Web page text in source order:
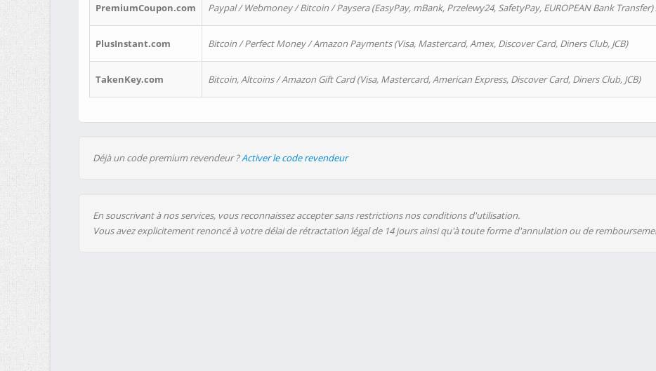
PremiumCoupon.com Paypal / Webmoney / Bitcoin / Paysera (EasyPay, mBank, Przelewy24, SafetyPay, EUROPEAN Bank
PlusInstant.com Bitcoin / Perfect Money / Amazon Payments (Visa, Mastercard, Amex, Discover Card, Diners Club, JCB)
TakenKey.com Bitcoin, Altcoins / Amazon Gift Card (Visa, Mastercard, American Express, Discover Card, Diners Club, JCB)
Déjà un code premium revendeur ?Activer le code revendeur
En souscrivant à nos services, vous reconnaissez accepter sans restrictions nos conditions d'utilisation.
Vous avez explicitement renoncé à votre délai de rétractation légal de 14 jours ainsi qu'à toute forme d'annulation ou de